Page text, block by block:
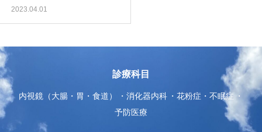
2023.04.01
診療科目
内視鏡（大腸・胃・食道） 消化器内科
花粉症・不眠症
予防医療